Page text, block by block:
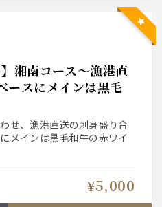
湘南コース～漁港直
ースにメインは黒毛
せ、漁港直送の刺身盛り合
メインは黒毛和牛の赤ワイ
¥5,000